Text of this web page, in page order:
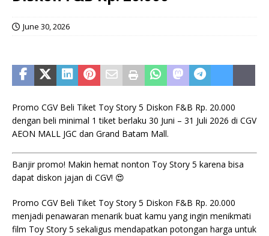
June 30, 2026
Promo CGV Beli Tiket Toy Story 5 Diskon F&B Rp. 20.000
dengan beli minimal 1 tiket berlaku 30 Juni – 31 Juli 2026 di CGV
AEON MALL JGC dan Grand Batam Mall.
Banjir promo! Makin hemat nonton Toy Story 5 karena bisa
dapat diskon jajan di CGV! 😍
Promo CGV Beli Tiket Toy Story 5 Diskon F&B Rp. 20.000
menjadi penawaran menarik buat kamu yang ingin menikmati
film Toy Story 5 sekaligus mendapatkan potongan harga untuk